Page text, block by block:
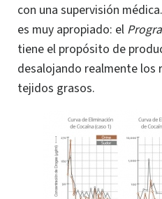
con una supervisión
es muy apropiado: el
tiene el propósito de
desalojando realmente los
tejidos grasos.